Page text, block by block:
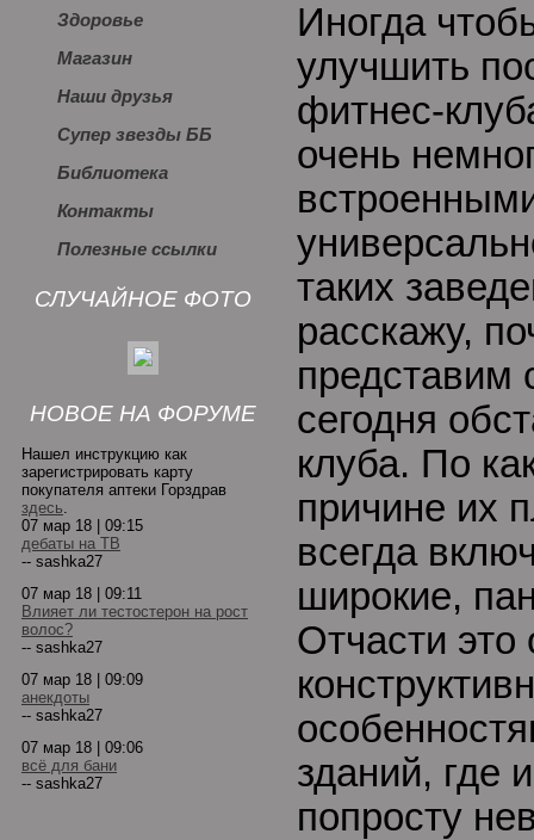
Здоровье
Магазин
Наши друзья
Супер звезды ББ
Библиотека
Контакты
Полезные ссылки
СЛУЧАЙНОЕ ФОТО
НОВОЕ НА ФОРУМЕ
Нашел инструкцию как
зарегистрировать карту
покупателя аптеки Горздрав
здесь.
07 мар 18 | 09:15
дебаты на ТВ
-- sashka27
07 мар 18 | 09:11
Влияет ли тестостерон на рост
волос?
-- sashka27
07 мар 18 | 09:09
анекдоты
-- sashka27
07 мар 18 | 09:06
всё для бани
-- sashka27
Иногда
улучшить
фитнес-
очень
таких
расскажу,
представим
сегодня
клуба. По
причине их
всегда
широкие,
Отчасти это
зданий, где
попросту